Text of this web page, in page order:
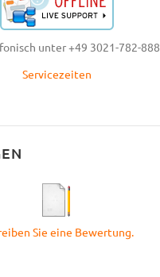
unter +49 3021-782-888
Servicezeiten
Sie eine Bewertung.